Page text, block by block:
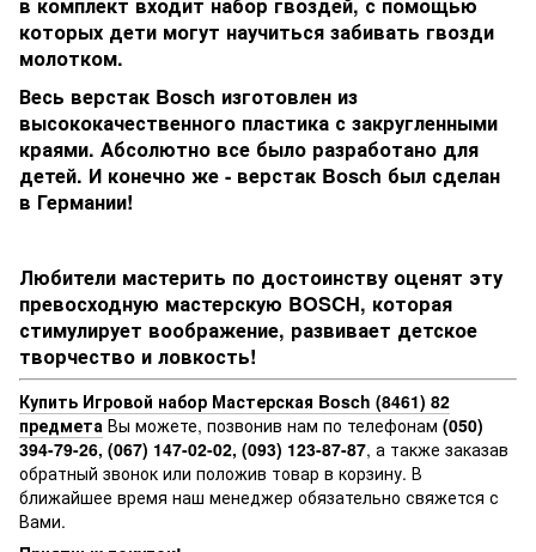
которых дети могут научиться забивать гвозди
молотком.
Весь верстак Bosch изготовлен из
высококачественного пластика с закругленными
краями. Абсолютно все было разработано для
детей. И конечно же - верстак Bosch был сделан
в Германии!
Любители мастерить по достоинству оценят эту
превосходную мастерскую BOSCH, которая
стимулирует воображение, развивает детское
творчество и ловкость!
Купить Игровой набор Мастерская Bosch (8461) 82
предмета Вы можете, позвонив нам по телефонам (050)
394-79-26, (067) 147-02-02, (093) 123-87-87, а также заказав
обратный звонок или положив товар в корзину. В
ближайшее время наш менеджер обязательно свяжется с
Вами.